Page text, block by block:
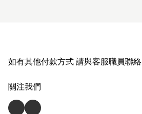
如有其他付款方式 請與客服職員聯絡
關注我們